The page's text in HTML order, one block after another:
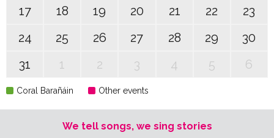
17
18 19 20 21 22
23
24
25 26 27 28 29
30
31
1 2 3 4 5 6
Coral Barañáin Other events
We tell songs, we sing stories